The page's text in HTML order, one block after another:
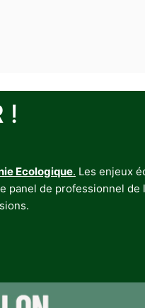
!
Ecologique. Les enjeux
panel de professionnel de